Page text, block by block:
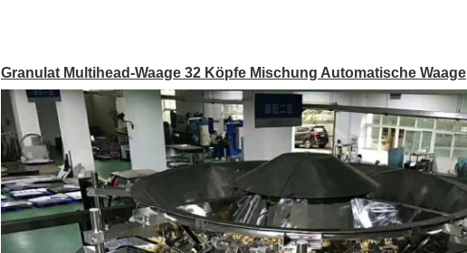
Granulat Multihead-Waage 32 Köpfe Mischung Automatische Waage